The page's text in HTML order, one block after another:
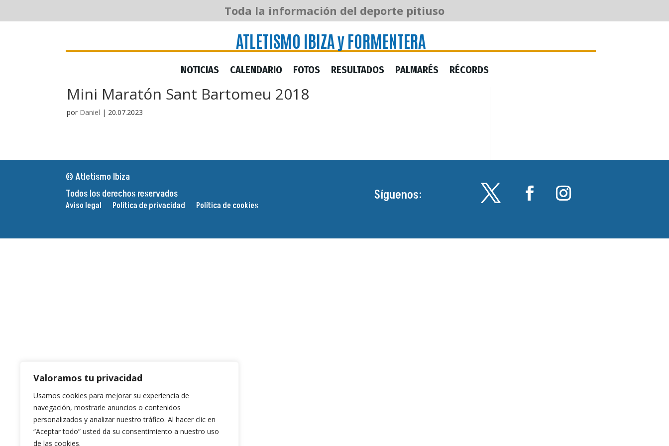
Valoramos tu privacidad
Usamos cookies para mejorar su experiencia de
navegación, mostrarle anuncios o contenidos
personalizados y analizar nuestro tráfico. Al hacer clic en
“Aceptar todo” usted da su consentimiento a nuestro uso
de las cookies.
ATLETISMO IBIZA y FORMENTERA
CALENDARIO FOTOS RESULTADOS PALMARÉS
Toda la información del deporte pitiuso
ATLETISMO IBIZA y FORMENTERA
NOTICIAS CALENDARIO FOTOS RESULTADOS PALMARÉS RÉCORDS
Mini Maratón Sant Bartomeu 2018
por Daniel | 20.07.2023
© Atletismo Ibiza
Todos los derechos reservados
Aviso legal Política de privacidad Política de cookies
Síguenos: